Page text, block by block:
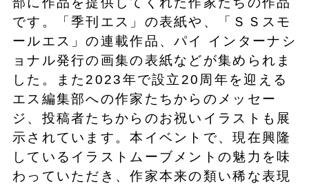
です。「季刊エス」の表紙や、「ＳＳスモ
ールエス」の連載作品、パイ インターナシ
ョナル発行の画集の表紙などが集められま
した。また2023年で設立20周年を迎える
エス編集部への作家たちからのメッセー
ジ、投稿者たちからのお祝いイラストも展
示されています。本イベントで、現在興隆
しているイラストムーブメントの魅力を味
わっていただき、作家本来の類い稀な表現